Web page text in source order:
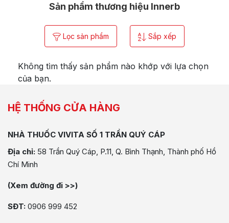
Sản phẩm thương hiệu Innerb
Lọc sản phẩm Sắp xếp
Không tìm thấy sản phẩm nào khớp với lựa chọn
của bạn.
HỆ THỐNG CỬA HÀNG
NHÀ THUỐC VIVITA SỐ 1 TRẦN QUÝ CÁP
Địa chỉ: 58 Trần Quý Cáp, P.11, Q. Bình Thạnh, Thành phố Hồ
Chí Minh
(Xem đường đi >>)
SĐT: 0906 999 452